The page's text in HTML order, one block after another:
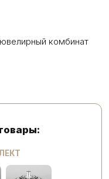
комбинат